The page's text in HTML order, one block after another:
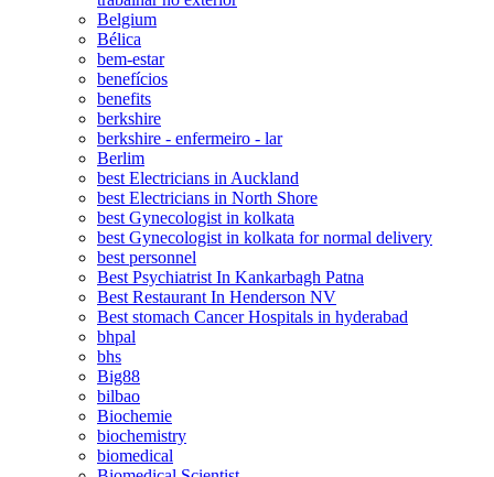
Belgium
Bélica
bem-estar
benefícios
benefits
berkshire
berkshire - enfermeiro - lar
Berlim
best Electricians in Auckland
best Electricians in North Shore
best Gynecologist in kolkata
best Gynecologist in kolkata for normal delivery
best personnel
Best Psychiatrist In Kankarbagh Patna
Best Restaurant In Henderson NV
Best stomach Cancer Hospitals in hyderabad
bhpal
bhs
Big88
bilbao
Biochemie
biochemistry
biomedical